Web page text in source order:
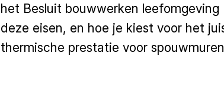
het Besluit bouwwerken
deze eisen, en hoe je kiest voor het
thermische prestatie voor